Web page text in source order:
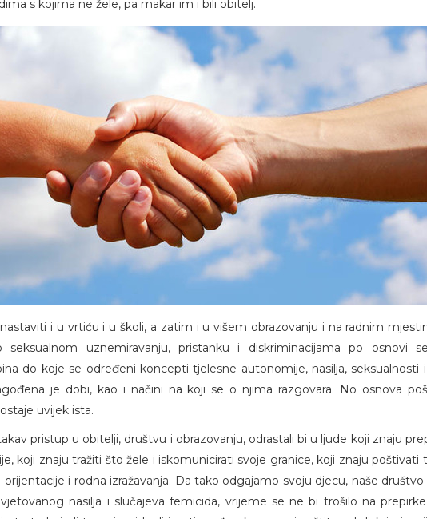
s kojima ne žele, pa makar im i bili obitelj.
i u vrtiću i u školi, a zatim i u višem obrazovanju i na radnim
uznemiravanju, pristanku i diskriminacijama po osnovi
do koje se određeni koncepti tjelesne autonomije, nasilja, seksualnosti
je dobi, kao i načini na koji se o njima razgovara. No osnova
uvijek ista.
pristup u obitelji, društvu i obrazovanju, odrastali bi u ljude koji znaju
koji znaju tražiti što žele i iskomunicirati svoje granice, koji znaju poštivati
orijentacije i rodna izražavanja. Da tako odgajamo svoju djecu, naše
nasilja i slučajeva femicida, vrijeme se ne bi trošilo na